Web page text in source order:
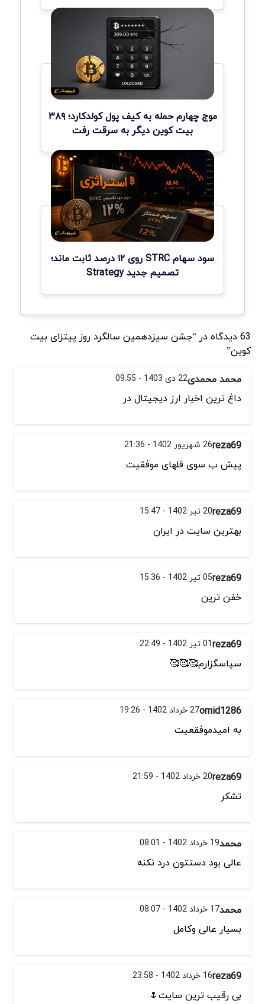
موج چهارم حمله به کیف پول کولدکارد؛ ۳۸۹
بیت کوین دیگر به سرقت رفت
سود سهام STRC روی ۱۲ درصد ثابت ماند؛
تصمیم جدید Strategy
63 دیدگاه در “جشن سیزدهمین سالگرد روز پیتزای بیت
کوین”
محمد محمدی22 دی 1403 - 09:55
داغ ترین اخبار ارز دیجیتال در
reza6926 شهریور 1402 - 21:36
پیش ب سوی قلهای موفقیت
reza6920 تیر 1402 - 15:47
بهترین سایت در ایران
reza6905 تیر 1402 - 15:36
خفن ترین
reza6901 تیر 1402 - 22:49
سپاسگزارم🥰🥰🥰
omid128627 خرداد 1402 - 19:26
به امیدموفقعیت
reza6920 خرداد 1402 - 21:59
تشکر
محمد19 خرداد 1402 - 08:01
عالی بود دستتون درد نکنه
محمد17 خرداد 1402 - 08:07
بسیار عالی وکامل
reza6916 خرداد 1402 - 23:58
بی رقیب ترین سایت🌷